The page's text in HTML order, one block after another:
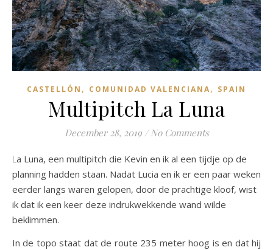
CASTELLÓN , COMUNIDAD VALENCIANA, SPAIN
Multipitch La Luna
December 28, 2019 / No Comments
La Luna, een multipitch die Kevin en ik al een tijdje op de
planning hadden staan. Nadat Lucia en ik er een paar weken
eerder langs waren gelopen, door de prachtige kloof, wist
ik dat ik een keer deze indrukwekkende wand wilde
beklimmen.
In de topo staat dat de route 235 meter hoog is en dat hij